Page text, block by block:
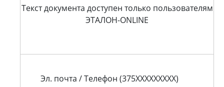
Текст документа доступен только пользователям
ЭТАЛОН-ONLINE
Эл. почта / Телефон (375XXXXXXXXX)